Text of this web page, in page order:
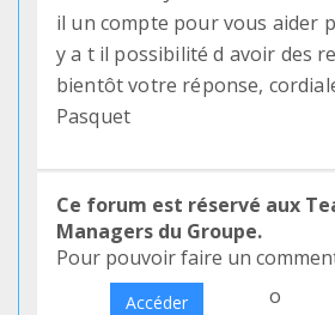
il un compte pour vous aider
y a t il possibilité d avoir des
bientôt votre réponse,
Pasquet
Ce forum est réservé aux
Managers du Groupe.
Pour pouvoir faire un
Accéder o